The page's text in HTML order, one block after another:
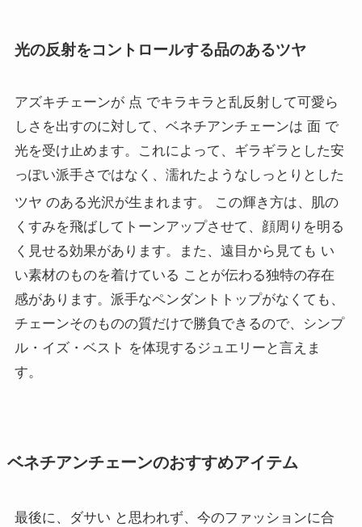
光の反射をコントロールする品のあるツヤ
アズキチェーンが 点 でキラキラと乱反射して可愛ら
しさを出すのに対して、ベネチアンチェーンは 面 で
光を受け止めます。これによって、ギラギラとした安
っぽい派手さではなく、濡れたようなしっとりとした
ツヤ のある光沢が生まれます。
この輝き方は、肌の
くすみを飛ばしてトーンアップさせて、顔周りを明る
く見せる効果があります。また、遠目から見ても い
い素材のものを着けている ことが伝わる独特の存在
感があります。派手なペンダントトップがなくても、
チェーンそのものの質だけで勝負できるので、シンプ
ル・イズ・ベスト を体現するジュエリーと言えま
す。
ベネチアンチェーンのおすすめアイテム
最後に、ダサい と思われず、今のファッションに合